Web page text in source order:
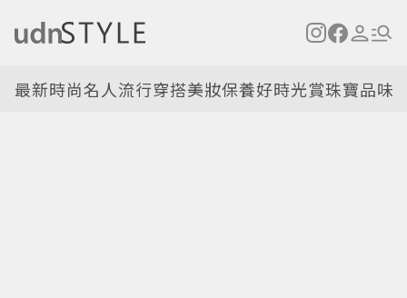
最新時尚名人流行穿搭美妝保養好時光賞珠寶品味